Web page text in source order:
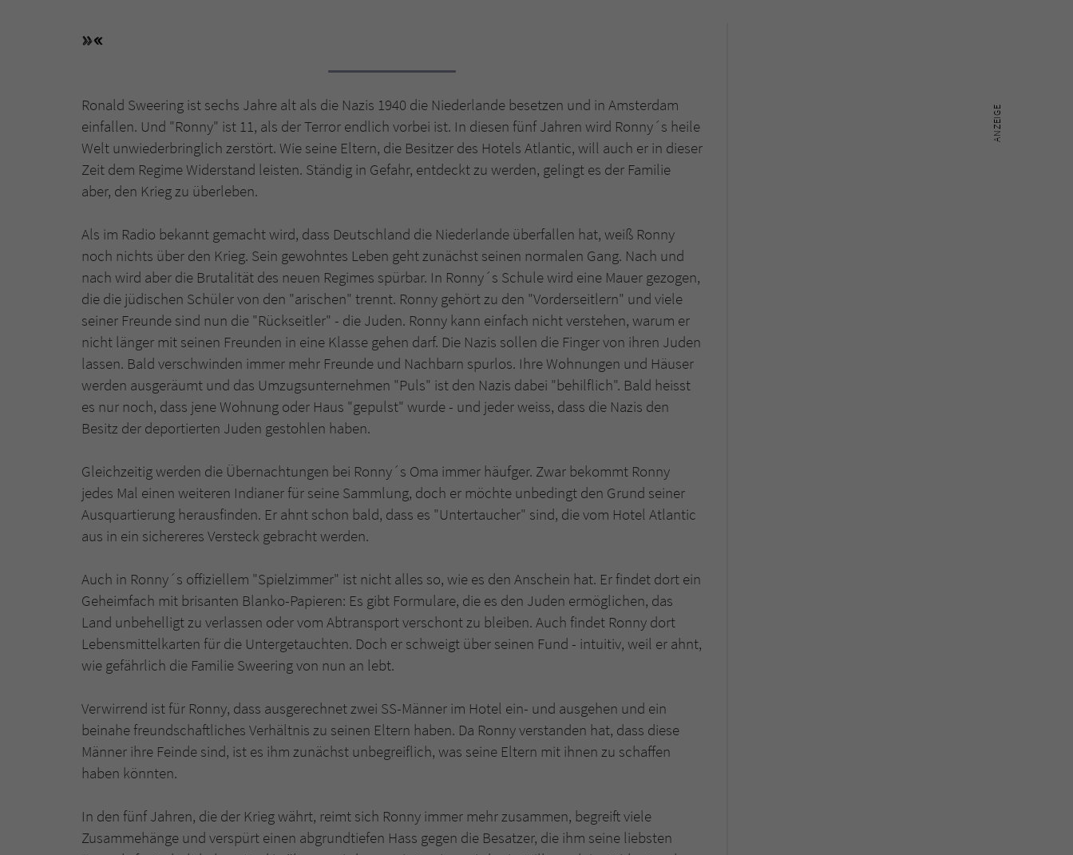
Ronald Sweering ist sechs Jahre alt als die Nazis 1940 die Niederlande besetzen und in Amsterdam
einfallen. Und "Ronny" ist 11, als der Terror endlich vorbei ist. In diesen fünf Jahren wird Ronny´s heile
Welt unwiederbringlich zerstört. Wie seine Eltern, die Besitzer des Hotels Atlantic, will auch er in dieser
Zeit dem Regime Widerstand leisten. Ständig in Gefahr, entdeckt zu werden, gelingt es der Familie
aber, den Krieg zu überleben.
Als im Radio bekannt gemacht wird, dass Deutschland die Niederlande überfallen hat, weiß Ronny
noch nichts über den Krieg. Sein gewohntes Leben geht zunächst seinen normalen Gang. Nach und
nach wird aber die Brutalität des neuen Regimes spürbar. In Ronny´s Schule wird eine Mauer gezogen,
die die jüdischen Schüler von den "arischen" trennt. Ronny gehört zu den "Vorderseitlern" und viele
seiner Freunde sind nun die "Rückseitler" - die Juden. Ronny kann einfach nicht verstehen, warum er
nicht länger mit seinen Freunden in eine Klasse gehen darf. Die Nazis sollen die Finger von ihren Juden
lassen. Bald verschwinden immer mehr Freunde und Nachbarn spurlos. Ihre Wohnungen und Häuser
werden ausgeräumt und das Umzugsunternehmen "Puls" ist den Nazis dabei "behilflich". Bald heisst
es nur noch, dass jene Wohnung oder Haus "gepulst" wurde - und jeder weiss, dass die Nazis den
Besitz der deportierten Juden gestohlen haben.
Gleichzeitig werden die Übernachtungen bei Ronny´s Oma immer häufger. Zwar bekommt Ronny
jedes Mal einen weiteren Indianer für seine Sammlung, doch er möchte unbedingt den Grund seiner
Ausquartierung herausfinden. Er ahnt schon bald, dass es "Untertaucher" sind, die vom Hotel Atlantic
aus in ein sichereres Versteck gebracht werden.
Auch in Ronny´s offiziellem "Spielzimmer" ist nicht alles so, wie es den Anschein hat. Er findet dort ein
Geheimfach mit brisanten Blanko-Papieren: Es gibt Formulare, die es den Juden ermöglichen, das
Land unbehelligt zu verlassen oder vom Abtransport verschont zu bleiben. Auch findet Ronny dort
Lebensmittelkarten für die Untergetauchten. Doch er schweigt über seinen Fund - intuitiv, weil er ahnt,
wie gefährlich die Familie Sweering von nun an lebt.
Verwirrend ist für Ronny, dass ausgerechnet zwei SS-Männer im Hotel ein- und ausgehen und ein
beinahe freundschaftliches Verhältnis zu seinen Eltern haben. Da Ronny verstanden hat, dass diese
Männer ihre Feinde sind, ist es ihm zunächst unbegreiflich, was seine Eltern mit ihnen zu schaffen
haben könnten.
In den fünf Jahren, die der Krieg währt, reimt sich Ronny immer mehr zusammen, begreift viele
Zusammehänge und verspürt einen abgrundtiefen Hass gegen die Besatzer, die ihm seine liebsten
Anbieter
Laufzeit 1 Jahr
Zweck Cookie für Kommentare einzelner Buchtitel
Anbieter Literatur-Couch Medien GmbH & Co. KG
Laufzeit Session
Zweck
Dieses Cookie gewährleistet die Kommunikation der
Webseite mit dem Benutzer. Es wird benötigt um z. B.
den Sicherheitscode des Kontaktformulars zu
überprüfen.